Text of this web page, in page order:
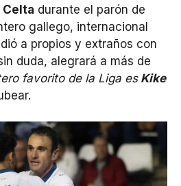
Celta durante el parón de
gallego, internacional
a propios y extraños con
duda, alegrará a más de
favorito de la Liga esKike